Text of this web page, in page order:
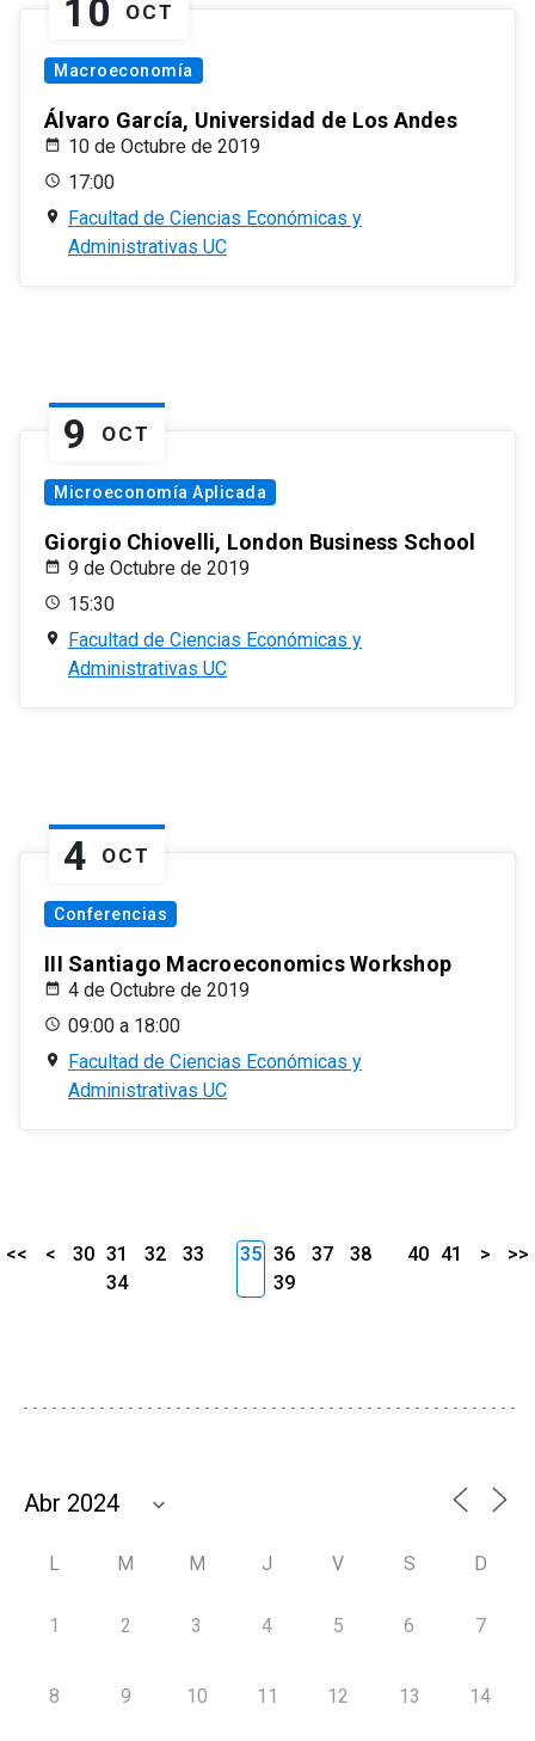
10 OCT
Macroeconomía
Álvaro García, Universidad de Los Andes
10 de Octubre de 2019
17:00
Facultad de Ciencias Económicas y
Administrativas UC
9 OCT
Microeconomía Aplicada
Giorgio Chiovelli, London Business School
9 de Octubre de 2019
15:30
Facultad de Ciencias Económicas y
Administrativas UC
4 OCT
Conferencias
III Santiago Macroeconomics Workshop
4 de Octubre de 2019
09:00 a 18:00
Facultad de Ciencias Económicas y
Administrativas UC
<< < 30 31 32
33
34
35 36 37
38
39
40 41 > >>
L M M J V S D
1 2 3 4 5 6 7
8 9 10 11 12 13 14